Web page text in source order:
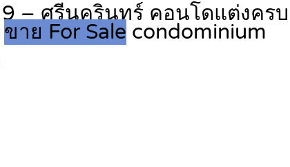
– ศรีนครินทร์ คอนโดแต่งคร
ขาย For Sale condominium